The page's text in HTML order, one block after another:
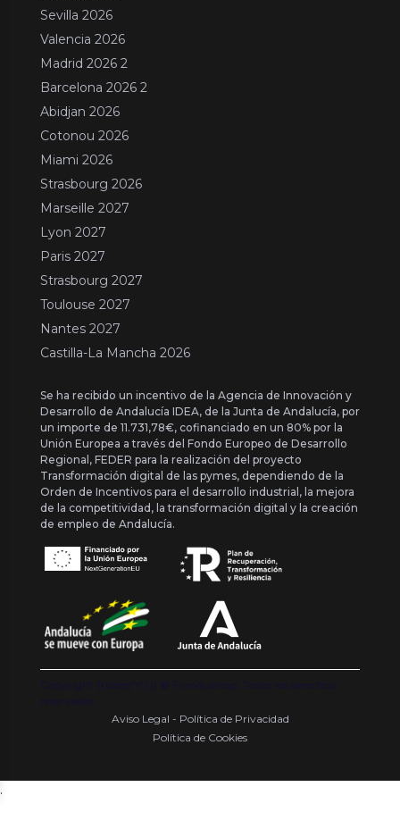
Sevilla 2026
Valencia 2026
Madrid 2026 2
Barcelona 2026 2
Abidjan 2026
Cotonou 2026
Miami 2026
Strasbourg 2026
Marseille 2027
Lyon 2027
Paris 2027
Strasbourg 2027
Toulouse 2027
Nantes 2027
Castilla-La Mancha 2026
Se ha recibido un incentivo de la Agencia de Innovación y
Desarrollo de Andalucía IDEA, de la Junta de Andalucía, por
un importe de 11.731,78€, cofinanciado en un 80% por la
Unión Europea a través del Fondo Europeo de Desarrollo
Regional, FEDER para la realización del proyecto
Transformación digital de las pymes, dependiendo de la
Orden de Incentivos para el desarrollo industrial, la mejora
de la competitividad, la transformación digital y la creación
de empleo de Andalucía.
Copyright {{ date('Y') }} ® Franquishop. Todos los derechos
reservados
Aviso Legal - Política de Privacidad
Política de Cookies
.